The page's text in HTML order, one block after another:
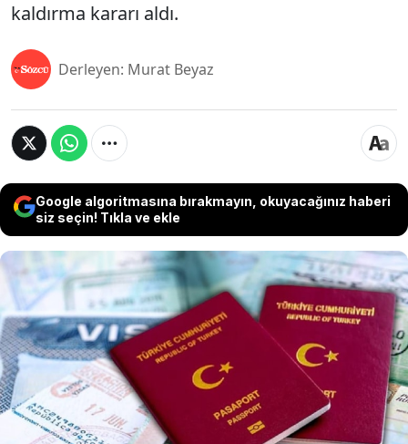
kaldırma kararı aldı.
Derleyen: Murat Beyaz
Google algoritmasına bırakmayın, okuyacağınız haberi
siz seçin! Tıkla ve ekle
Sri Lanka, 25 Mayıs 2026 tarihi itibarıyla
Türk pasaportu sahiplerinden talep
edilen 50 dolarlık turistik ETA ücretini
tamamen kaldırma kararı aldı.